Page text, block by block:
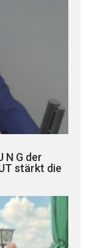
N G der
stärkt die